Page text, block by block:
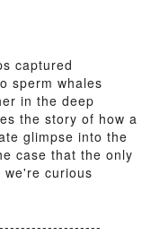
captured
sperm whales
in the deep
the story of how a
glimpse into the
case that the only
we're curious